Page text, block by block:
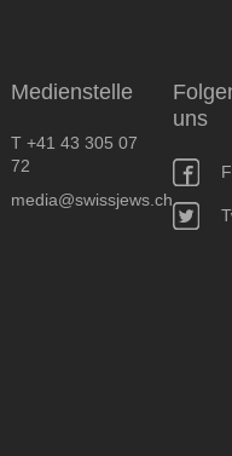
Medienstelle
T +41 43 305 07
72
media@swissjews.ch
uns